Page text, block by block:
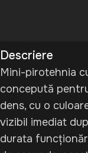
Descriere
Mini-pirotehnia
concepută
dens, cu o
vizibil imediat
durata